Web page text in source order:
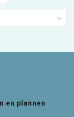
en plannen